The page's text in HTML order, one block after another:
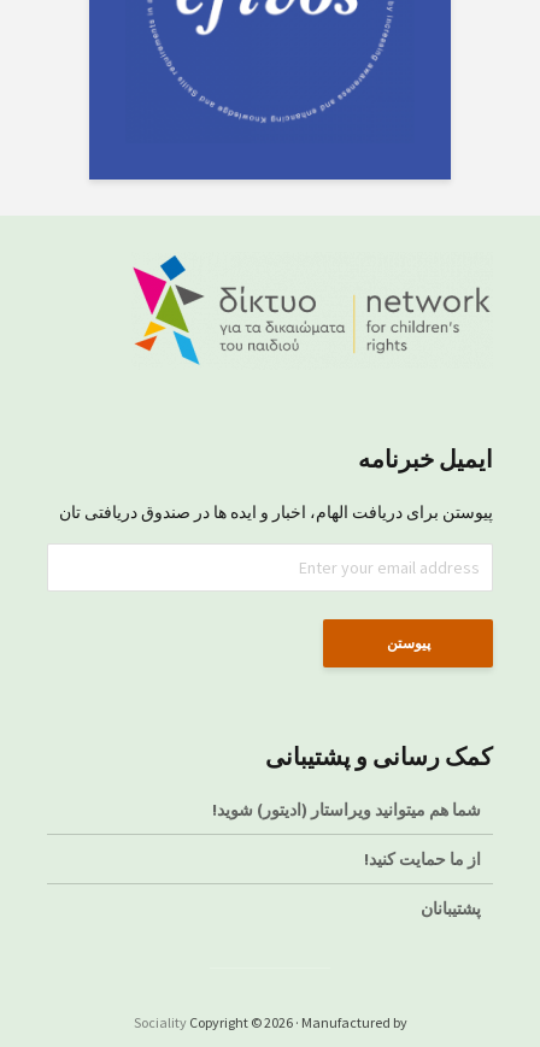
ایمیل خبرنامه
پیوستن برای دریافت الهام، اخبار و ایده ها در صندوق دریافتی تان
کمک رسانی و پشتیبانی
شما هم میتوانید ویراستار (ادیتور) شوید!
از ما حمایت کنید!
پشتیبانان
Copyright © 2026 · Manufactured by
Sociality